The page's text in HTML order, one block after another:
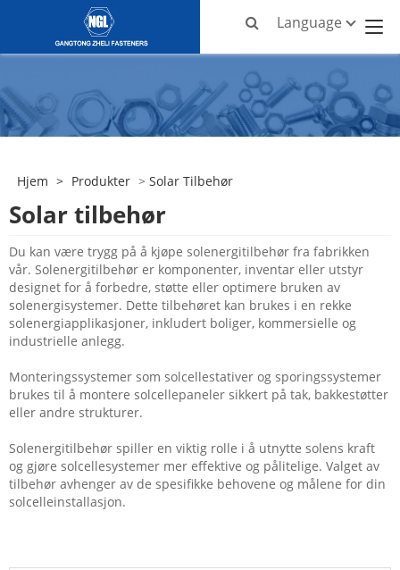
Language
Hjem > Produkter > Solar Tilbehør
Solar tilbehør
Du kan være trygg på å kjøpe solenergitilbehør fra fabrikken
vår. Solenergitilbehør er komponenter, inventar eller utstyr
designet for å forbedre, støtte eller optimere bruken av
solenergisystemer. Dette tilbehøret kan brukes i en rekke
solenergiapplikasjoner, inkludert boliger, kommersielle og
industrielle anlegg.
Monteringssystemer som solcellestativer og sporingssystemer
brukes til å montere solcellepaneler sikkert på tak, bakkestøtter
eller andre strukturer.
Solenergitilbehør spiller en viktig rolle i å utnytte solens kraft
og gjøre solcellesystemer mer effektive og pålitelige. Valget av
tilbehør avhenger av de spesifikke behovene og målene for din
solcelleinstallasjon.